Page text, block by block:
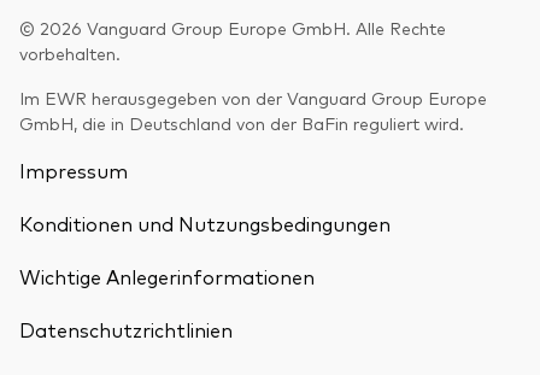
© 2026 Vanguard Group Europe GmbH. Alle Rechte
vorbehalten.
Im EWR herausgegeben von der Vanguard Group Europe
GmbH, die in Deutschland von der BaFin reguliert wird.
Impressum
Konditionen und Nutzungsbedingungen
Wichtige Anlegerinformationen
Datenschutzrichtlinien